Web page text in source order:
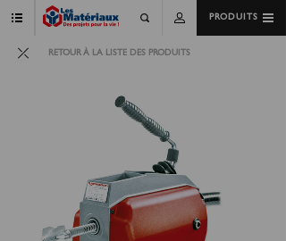
PRODUITS
RETOUR À LA LISTE DES PRODUITS